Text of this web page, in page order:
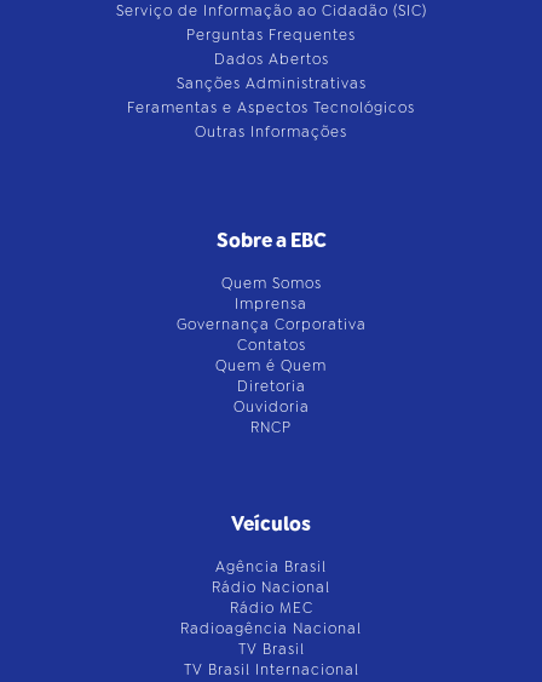
Serviço de Informação ao Cidadão (SIC)
Perguntas Frequentes
Dados Abertos
Sanções Administrativas
Feramentas e Aspectos Tecnológicos
Outras Informações
Sobre a EBC
Quem Somos
Imprensa
Governança Corporativa
Contatos
Quem é Quem
Diretoria
Ouvidoria
RNCP
Veículos
Agência Brasil
Rádio Nacional
Rádio MEC
Radioagência Nacional
TV Brasil
TV Brasil Internacional